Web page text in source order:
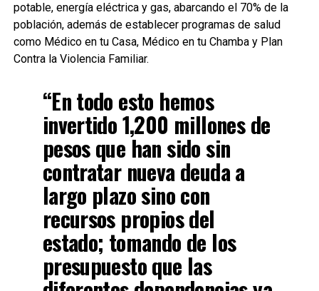
potable, energía eléctrica y gas, abarcando el 70% de la
población, además de establecer programas de salud
como Médico en tu Casa, Médico en tu Chamba y Plan
Contra la Violencia Familiar.
“En todo esto hemos
invertido 1,200 millones de
pesos que han sido sin
contratar nueva deuda a
largo plazo sino con
recursos propios del
estado; tomando de los
presupuesto que las